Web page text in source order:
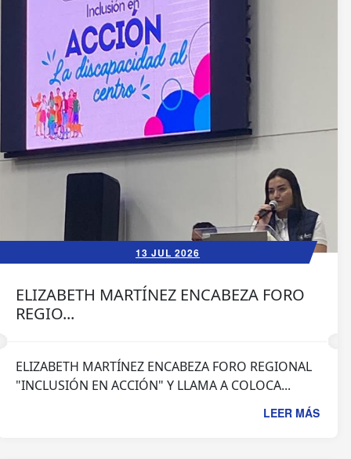
13 JUL 2026
ELIZABETH MARTÍNEZ ENCABEZA FORO
REGIO...
ELIZABETH MARTÍNEZ ENCABEZA FORO REGIONAL
"INCLUSIÓN EN ACCIÓN" Y LLAMA A COLOCA...
LEER MÁS